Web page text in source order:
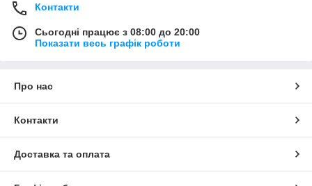
Контакти
Сьогодні працює з 08:00 до 20:00
Показати весь графік роботи
Про нас
Контакти
Доставка та оплата